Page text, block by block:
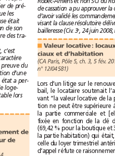
est donc manifestement irrégulier de pré-
voir cette clause et d’indiquer que les
locaux sont inhabitables. La clause était
par ailleurs inapplicable en raison de son
absence de précision sur la nature des tra-
L’arrêt présente un autre intérêt, c’est
d’admettre que la mention du caractère
inhabitable ne vaut que jusqu’à preuve du
contraire. En l’espèce, la production d’une
facture de travaux de remise en état a per-
mis au bailleur de prouver que le loge-
ment avait bien été rendu habitable lors
Validité d’un commandement de
payer en dépit d’une erreur de
bailleresse (Civ. 3e
ciaux et d’habitation
n°12/04581)